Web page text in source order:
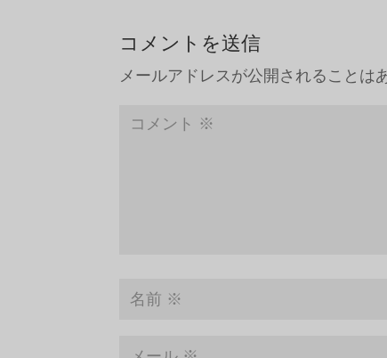
コメントを送信
メールアドレスが公開されることは